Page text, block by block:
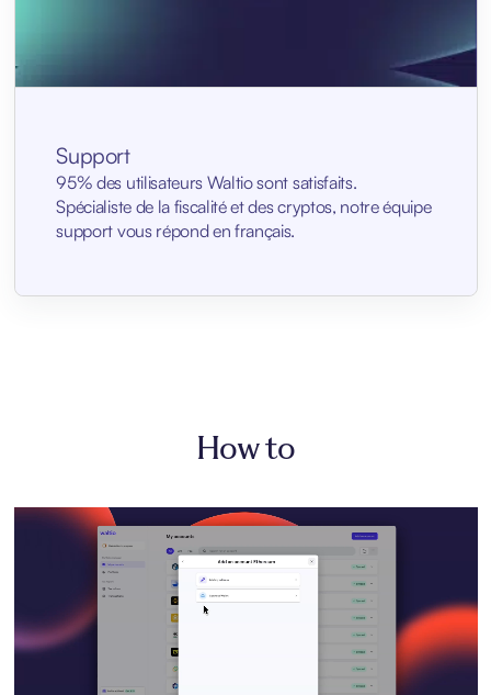
Support
95% des utilisateurs Waltio sont satisfaits.
Spécialiste de la fiscalité et des cryptos, notre équipe
support vous répond en français.
How to